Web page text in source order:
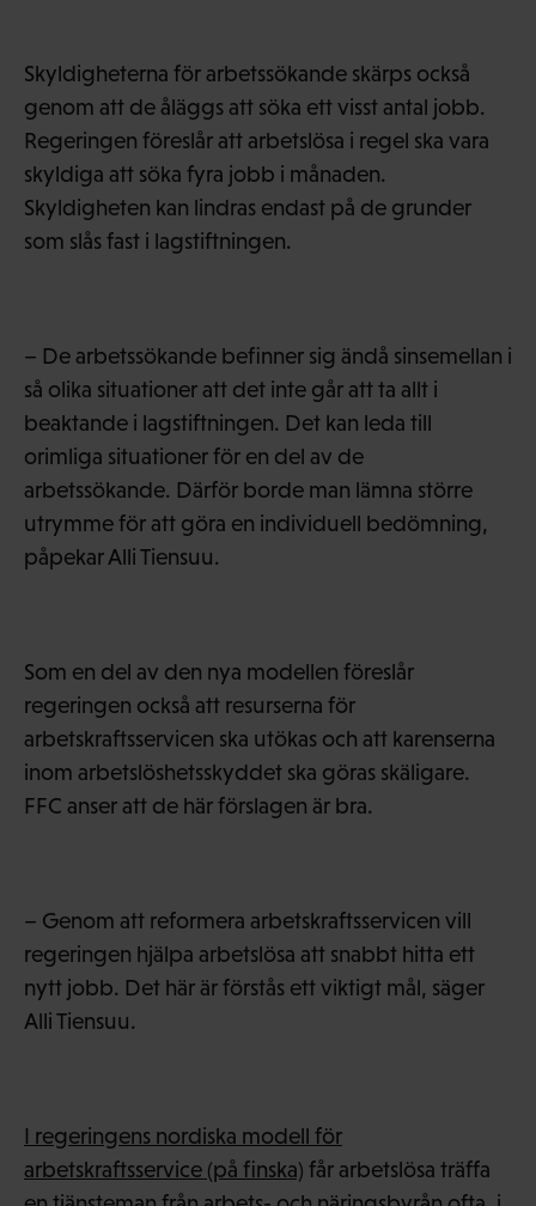
Skyldigheterna för arbetssökande skärps också
genom att de åläggs att söka ett visst antal jobb.
Regeringen föreslår att arbetslösa i regel ska vara
skyldiga att söka fyra jobb i månaden.
Skyldigheten kan lindras endast på de grunder
som slås fast i lagstiftningen.
– De arbetssökande befinner sig ändå sinsemellan i
så olika situationer att det inte går att ta allt i
beaktande i lagstiftningen. Det kan leda till
orimliga situationer för en del av de
arbetssökande. Därför borde man lämna större
utrymme för att göra en individuell bedömning,
påpekar Alli Tiensuu.
Som en del av den nya modellen föreslår
regeringen också att resurserna för
arbetskraftsservicen ska utökas och att karenserna
inom arbetslöshetsskyddet ska göras skäligare.
FFC anser att de här förslagen är bra.
– Genom att reformera arbetskraftsservicen vill
regeringen hjälpa arbetslösa att snabbt hitta ett
nytt jobb. Det här är förstås ett viktigt mål, säger
Alli Tiensuu.
I regeringens nordiska modell för
arbetskraftsservice (på finska) får arbetslösa träffa